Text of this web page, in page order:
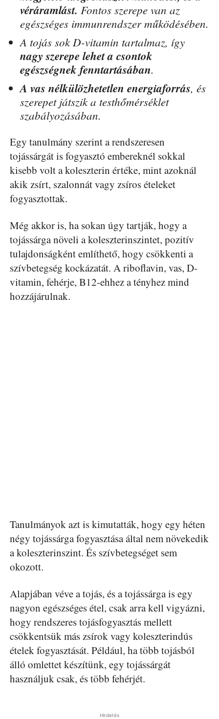
véráramlást. Fontos szerepe van az
egészséges immunrendszer működésében.
A tojás sok D-vitamin tartalmaz, így
nagy szerepe lehet a csontok
egészségnek fenntartásában.
A vas nélkülözhetetlen energiaforrás, és
szerepet játszik a testhőmérséklet
szabályozásában.
Egy tanulmány szerint a rendszeresen
tojássárgát is fogyasztó embereknél sokkal
kisebb volt a koleszterin értéke, mint azoknál
akik zsírt, szalonnát vagy zsíros ételeket
fogyasztottak.
Még akkor is, ha sokan úgy tartják, hogy a
tojássárga növeli a koleszterinszintet, pozitív
tulajdonságként említhető, hogy csökkenti a
szívbetegség kockázatát. A riboflavin, vas, D-
vitamin, fehérje, B12-ehhez a tényhez mind
hozzájárulnak.
Tanulmányok azt is kimutatták, hogy egy héten
négy tojássárga fogyasztása által nem növekedik
a koleszterinszint. És szívbetegséget sem
okozott.
Alapjában véve a tojás, és a tojássárga is egy
nagyon egészséges étel, csak arra kell vigyázni,
hogy rendszeres tojásfogyasztás mellett
csökkentsük más zsírok vagy koleszterindús
ételek fogyasztását. Például, ha több tojásból
álló omlettet készítünk, egy tojássárgát
használjuk csak, és több fehérjét.
Hirdetés